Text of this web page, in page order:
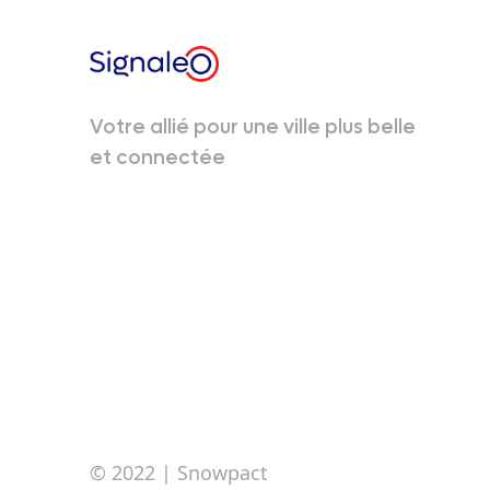
Votre allié pour une ville plus belle
et connectée
© 2022 | Snowpact